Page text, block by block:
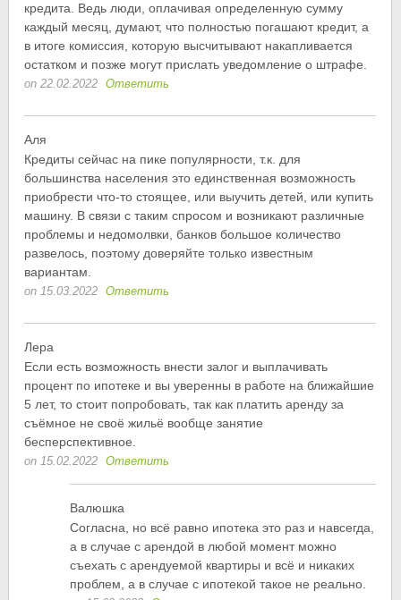
кредита. Ведь люди, оплачивая определенную сумму
каждый месяц, думают, что полностью погашают кредит, а
в итоге комиссия, которую высчитывают накапливается
остатком и позже могут прислать уведомление о штрафе.
on 22.02.2022 Ответить
Аля
Кредиты сейчас на пике популярности, т.к. для
большинства населения это единственная возможность
приобрести что-то стоящее, или выучить детей, или купить
машину. В связи с таким спросом и возникают различные
проблемы и недомолвки, банков большое количество
развелось, поэтому доверяйте только известным
вариантам.
on 15.03.2022 Ответить
Лера
Если есть возможность внести залог и выплачивать
процент по ипотеке и вы уверенны в работе на ближайшие
5 лет, то стоит попробовать, так как платить аренду за
съёмное не своё жильё вообще занятие
бесперспективное.
on 15.02.2022 Ответить
Валюшка
Согласна, но всё равно ипотека это раз и навсегда,
а в случае с арендой в любой момент можно
съехать с арендуемой квартиры и всё и никаких
проблем, а в случае с ипотекой такое не реально.